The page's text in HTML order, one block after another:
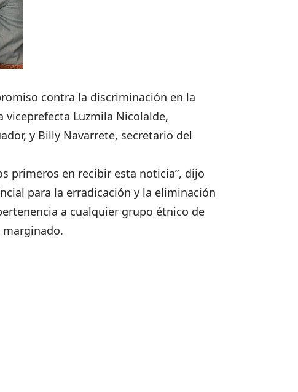
contra la discriminación en la
viceprefecta Luzmila Nicolalde,
y Billy Navarrete, secretario del
primeros en recibir esta noticia”, dijo
para la erradicación y la eliminación
a cualquier grupo étnico de